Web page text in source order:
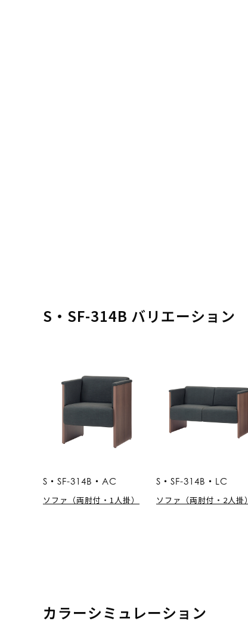
S・SF-314B バリエーション
S・SF-314B・AC
ソファ（両肘付・1人掛）
S・SF-314B・LC
ソファ（両肘付・2人掛）
カラーシミュレーション